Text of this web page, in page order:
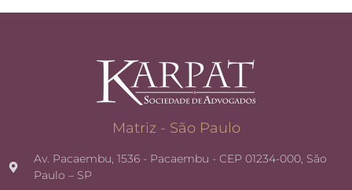
Matriz - São Paulo
Av. Pacaembu, 1536 - Pacaembu - CEP 01234-000, São
Paulo – SP